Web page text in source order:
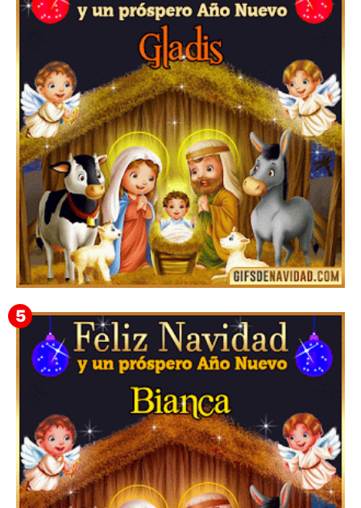
Te deseo una Feliz Navidad Bardona
Feliz Navidad y próspero Año Nuevo Gladis